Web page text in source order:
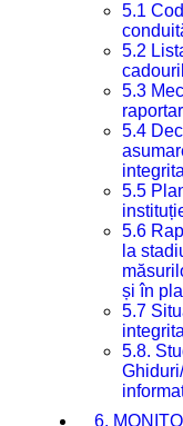
5.1
5.2
5.3
5.4
5.5
5.6
la
și în
5.7
5.8.
6.